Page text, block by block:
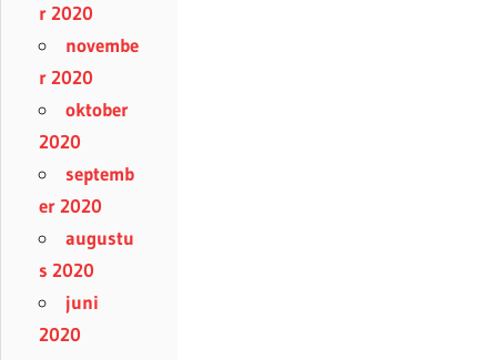
r 2020
novembe
r 2020
oktober
2020
septemb
er 2020
augustu
s 2020
juni
2020